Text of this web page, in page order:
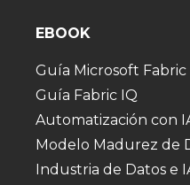
EBOOK
Guía Microsoft Fabric
Guía Fabric IQ
Automatización con
Modelo Madurez de
Industria de Datos e